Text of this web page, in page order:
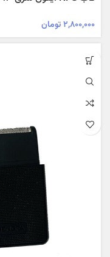
فناوری NFC
۲,۸۰۰,۰۰۰تومان